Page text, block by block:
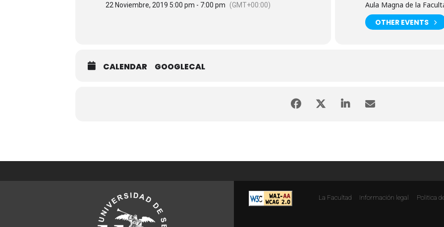
22 Noviembre, 2019 5:00 pm - 7:00 pm (GMT+00:00) Aula Magna de la
OTHER EVENTS
CALENDAR GOOGLECAL
La Facultad Información legal Politica